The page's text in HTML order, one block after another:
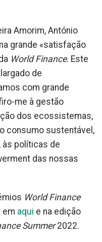
Amorim, António
grande «satisfação
World Finance. Este
de
com grande
me à gestão
dos ecossistemas,
consumo sustentável,
políticas de
das nossas
World Finance
em aqui e na edição
Summer2022.